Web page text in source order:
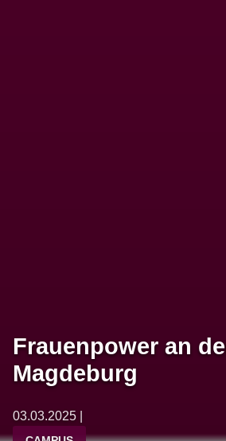
Frauenpower an
Magdeburg
03.03.2025 |